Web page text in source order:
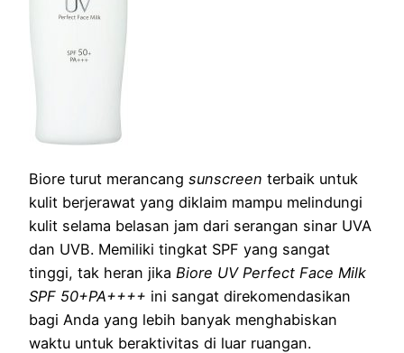
Biore turut merancang sunscreen terbaik untuk
kulit berjerawat yang diklaim mampu melindungi
kulit selama belasan jam dari serangan sinar UVA
dan UVB. Memiliki tingkat SPF yang sangat
tinggi, tak heran jika Biore UV Perfect Face Milk
SPF 50+PA++++ ini sangat direkomendasikan
bagi Anda yang lebih banyak menghabiskan
waktu untuk beraktivitas di luar ruangan.